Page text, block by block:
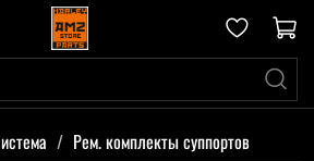
Рем. комплекты суппортов